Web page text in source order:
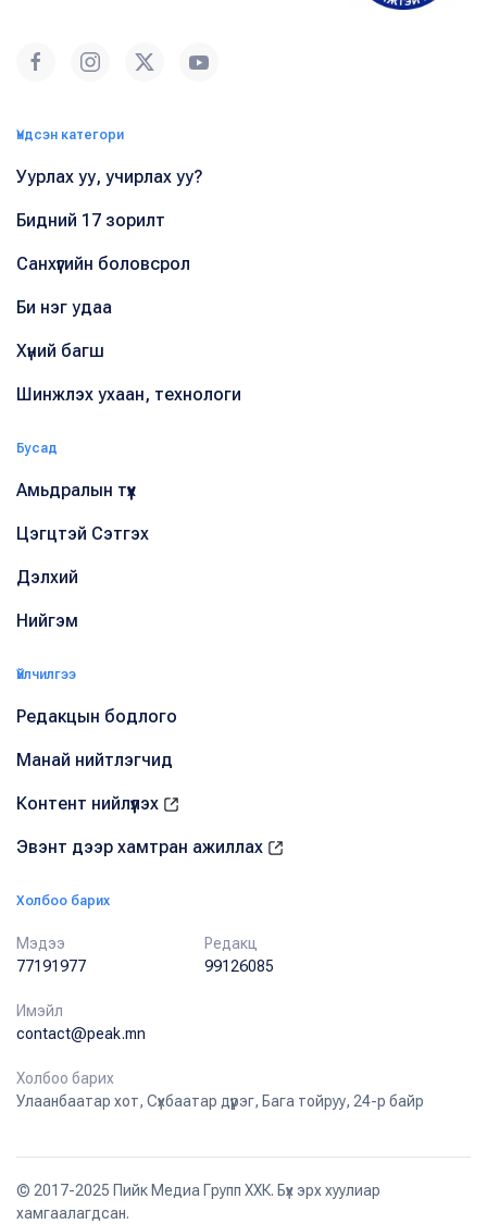
Үндсэн категори
Уурлах уу, учирлах уу?
Бидний 17 зорилт
Санхүүгийн боловсрол
Би нэг удаа
Хүний багш
Шинжлэх ухаан, технологи
Бусад
Амьдралын түүх
Цэгцтэй Сэтгэх
Дэлхий
Нийгэм
Үйлчилгээ
Редакцын бодлого
Манай нийтлэгчид
Контент нийлүүлэх
Эвэнт дээр хамтран ажиллах
Холбоо барих
Мэдээ
77191977
Редакц
99126085
Имэйл
contact@peak.mn
Холбоо барих
Улаанбаатар хот, Сүхбаатар дүүрэг, Бага тойруу, 24-р байр
© 2017-2025 Пийк Медиа Групп ХХК. Бүх эрх хуулиар
хамгаалагдсан.